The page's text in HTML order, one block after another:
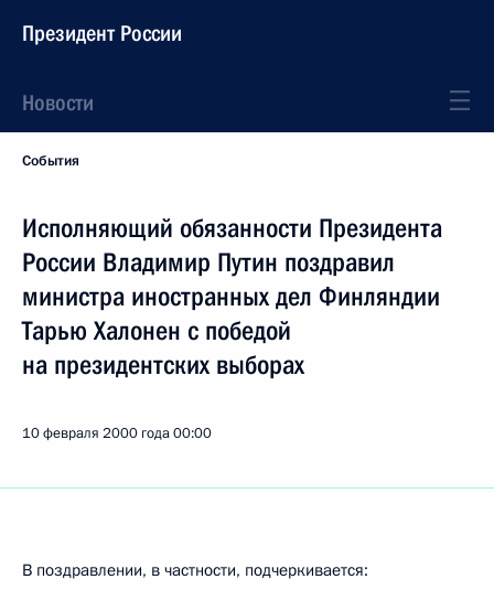
Президент России
Новости
События
Исполняющий обязанности Президента
России Владимир Путин поздравил
министра иностранных дел Финляндии
Тарью Халонен с победой
на президентских выборах
10 февраля 2000 года00:00
В поздравлении, в частности, подчеркивается: